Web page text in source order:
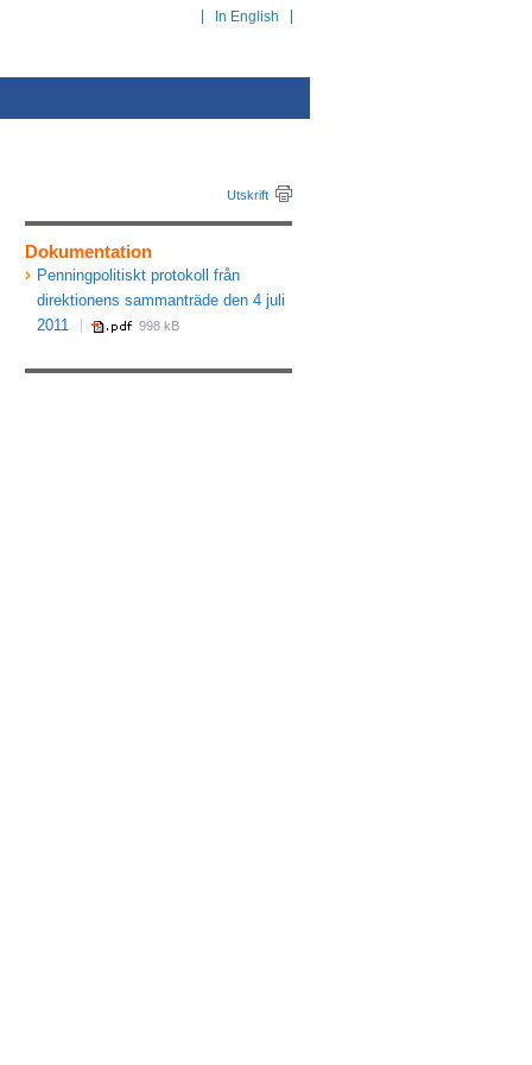
In English
Utskrift
Dokumentation
Penningpolitiskt protokoll från
direktionens sammanträde den 4 juli
2011
998 kB